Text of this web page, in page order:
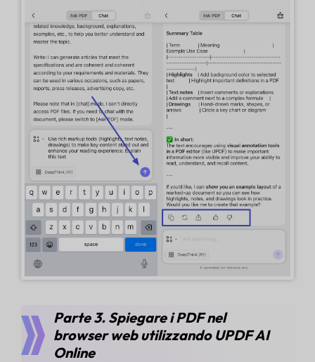
Parte 3. Spiegare i PDF nel
browser web utilizzando UPDF AI
Online